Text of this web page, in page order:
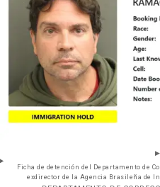
Ficha de detención del Departamento de
exdirector de la Agencia Brasileña de